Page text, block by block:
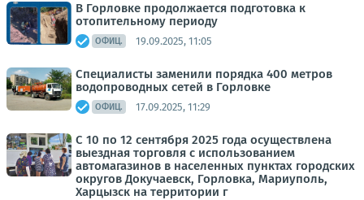
В Горловке продолжается подготовка к
отопительному периоду
ОФИЦ. 19.09.2025, 11:05
Специалисты заменили порядка 400 метров
водопроводных сетей в Горловке
ОФИЦ. 17.09.2025, 11:29
С 10 по 12 сентября 2025 года осуществлена
выездная торговля с использованием
автомагазинов в населенных пунктах городских
округов Докучаевск, Горловка, Мариуполь,
Харцызск на территории г